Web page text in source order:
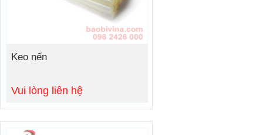
Keo nến
Vui lòng liên hệ